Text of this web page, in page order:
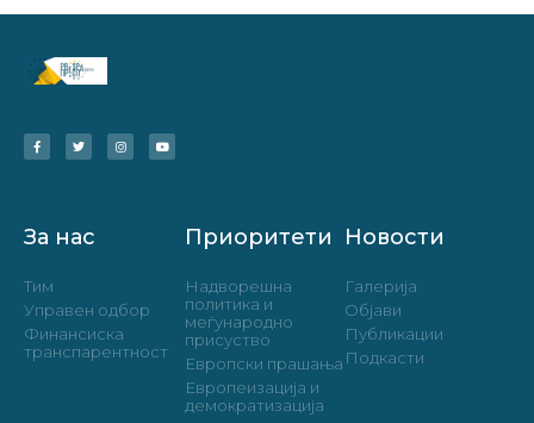
За нас
Тим
Управен одбор
Финансиска
транспарентност
Приоритети
Надворешна
политика и
меѓународно
присуство
Европски прашања
Европеизација и
демократизација
Новости
Галерија
Објави
Публикации
Подкасти